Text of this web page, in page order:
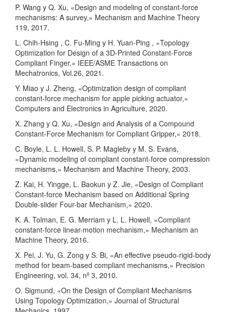
P. Wang y Q. Xu, «Design and modeling of constant-force
mechanisms: A survey,» Mechanism and Machine Theory
119, 2017.
L. Chih-Hsing , C. Fu-Ming y H. Yuan-Ping , «Topology
Optimization for Design of a 3D-Printed Constant-Force
Compliant Finger,» IEEE/ASME Transactions on
Mechatronics, Vol.26, 2021.
Y. Miao y J. Zheng, «Optimization design of compliant
constant-force mechanism for apple picking actuator,»
Computers and Electronics in Agriculture, 2020.
X. Zhang y Q. Xu, «Design and Analysis of a Compound
Constant-Force Mechanism for Compliant Gripper,» 2018.
C. Boyle, L. L. Howell, S. P. Magleby y M. S. Evans,
«Dynamic modeling of compliant constant-force compression
mechanisms,» Mechanism and Machine Theory, 2003.
Z. Kai, H. Yingge, L. Baokun y Z. Jie, «Design of Compliant
Constant-force Mechanism based on Additional Spring
Double-slider Four-bar Mechanism,» 2020.
K. A. Tolman, E. G. Merriam y L. L. Howell, «Compliant
constant-force linear-motion mechanism,» Mechanism an
Machine Theory, 2016.
X. Pei, J. Yu, G. Zong y S. Bi, «An effective pseudo-rigid-body
method for beam-based compliant mechanisms,» Precision
Engineering, vol. 34, nº 3, 2010.
O. Sigmund, «On the Design of Compliant Mechanisms
Using Topology Optimization,» Journal of Structural